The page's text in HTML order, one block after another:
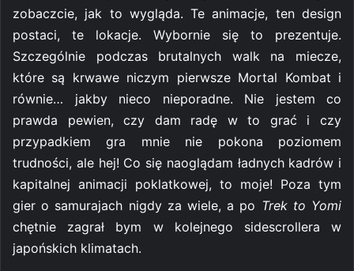
zobaczcie, jak to wygląda. Te animacje, ten design
postaci, te lokacje. Wybornie się to prezentuje.
Szczególnie podczas brutalnych walk na miecze,
które są krwawe niczym pierwsze Mortal Kombat i
równie… jakby nieco nieporadne. Nie jestem co
prawda pewien, czy dam radę w to grać i czy
przypadkiem gra mnie nie pokona poziomem
trudności, ale hej! Co się naoglądam ładnych kadrów i
kapitalnej animacji poklatkowej, to moje! Poza tym
gier o samurajach nigdy za wiele, a po Trek to Yomi
chętnie zagrał bym w kolejnego sidescrollera w
japońskich klimatach.